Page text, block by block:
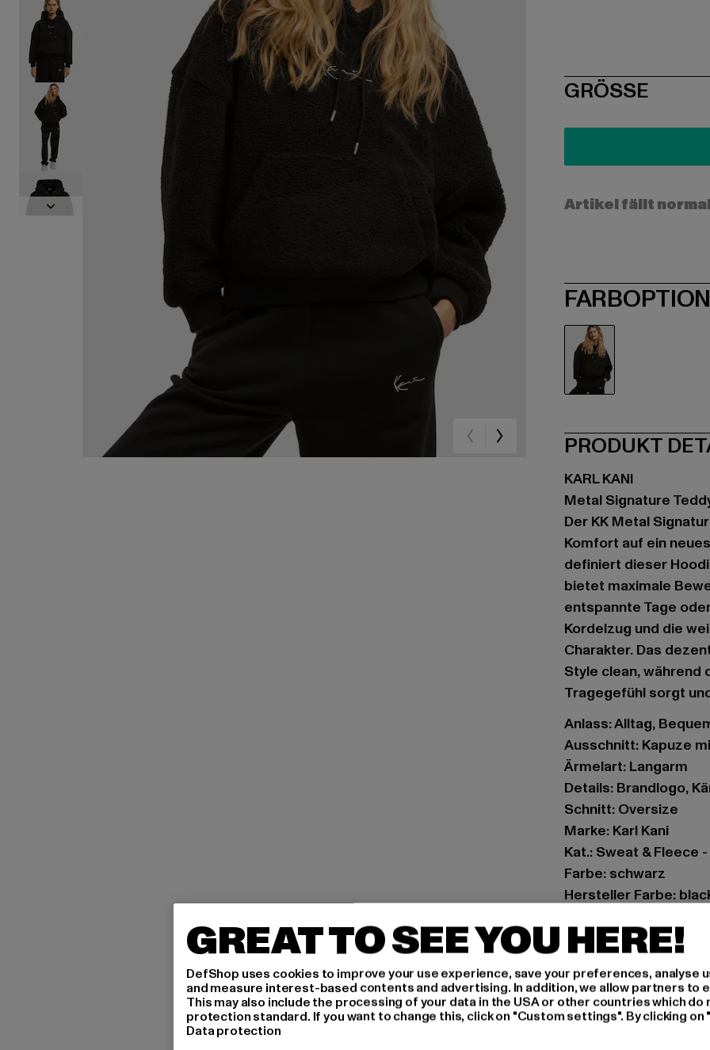
SIZE
GRÖSSE
Artikel fällt
PRODUKT
KARL KANI
Metal Signature
Der KK Metal
Komfort auf ein
definiert dieser
bietet maximale
entspannte Tage
Kordelzug und die
Charakter. Das
Style clean, während
Tragegefühl sorgt
Anlass: Alltag,
Ausschnitt: Kapuze
Ärmelart: Langarm
Details: Brandlogo,
Schnitt: Oversize
Marke: Karl Kani
Kat.: Sweat & Fleece
Farbe: schwarz
Hersteller Farbe:
Art.Nr: 61210057-00007
Hersteller: Urban
Schanzenstraße 41 |
GREAT TO SEE YOU HERE!
DefShop uses cookies to improve your use experience, save your preferences, analyse
and measure interest-based contents and advertising. In addition, we allow partners to
This may also include the processing of your data in the USA or other countries which do
protection standard. If you want to change this, click on "Custom settings". By clicking
Data protection